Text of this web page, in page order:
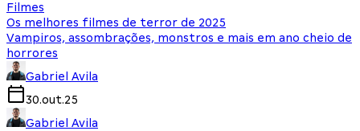
Filmes
Os melhores filmes de terror de 2025
Vampiros, assombrações, monstros e mais em ano cheio de
horrores
Gabriel Avila
30.out.25
Gabriel Avila